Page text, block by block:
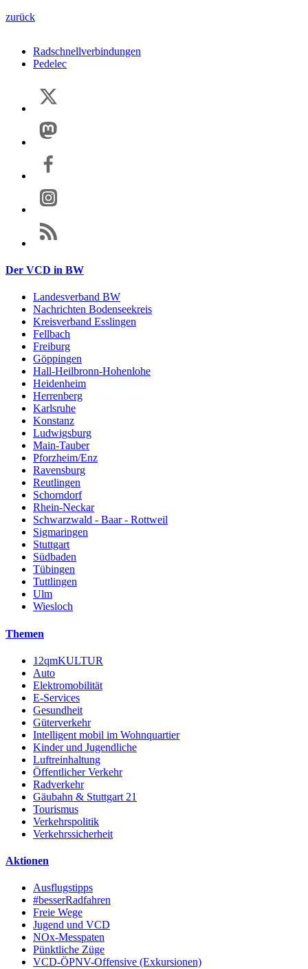
zurück
Radschnellverbindungen
Pedelec
Der VCD in BW
Landesverband BW
Nachrichten Bodenseekreis
Kreisverband Esslingen
Fellbach
Freiburg
Göppingen
Hall-Heilbronn-Hohenlohe
Heidenheim
Herrenberg
Karlsruhe
Konstanz
Ludwigsburg
Main-Tauber
Pforzheim/Enz
Ravensburg
Reutlingen
Schorndorf
Rhein-Neckar
Schwarzwald - Baar - Rottweil
Sigmaringen
Stuttgart
Südbaden
Tübingen
Tuttlingen
Ulm
Wiesloch
Themen
12qmKULTUR
Auto
Elektromobilität
E-Services
Gesundheit
Güterverkehr
Intelligent mobil im Wohnquartier
Kinder und Jugendliche
Luftreinhaltung
Öffentlicher Verkehr
Radverkehr
Gäubahn & Stuttgart 21
Tourismus
Verkehrspolitik
Verkehrssicherheit
Aktionen
Ausflugstipps
#besserRadfahren
Freie Wege
Jugend und VCD
NOx-Messpaten
Pünktliche Züge
VCD-ÖPNV-Offensive (Exkursionen)